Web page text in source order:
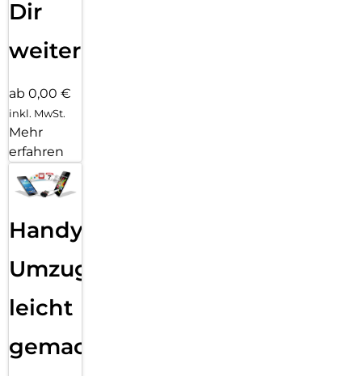
Dir
weiter
ab 0,00 €
inkl. MwSt.
Mehr
erfahren
Handy
Umzug
leicht
gemacht!